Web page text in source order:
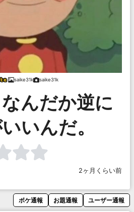
saike31k saike31k
んだか逆に
いんだ。
2ヶ月くらい前
ボケ通報 お題通報 ユーザー通報